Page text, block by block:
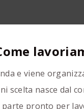
e viene
scelta nasce dal
pronto per